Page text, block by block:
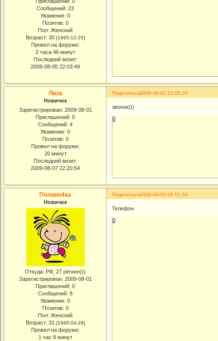
Сообщений: 23
Уважение: 0
Позитив: 0
Пол: Женский
Возраст: 30 [1995-12-25]
Провел на форуме:
2 часа 46 минут
Последний визит:
2009-08-05 22:03:49
Поделиться2009-08-02 22:05:35
Лиза
Новичок
Зарегистрирован: 2009-08-01
Приглашений: 0
Сообщений: 4
Уважение: 0
Позитив: 0
Провел на форуме:
20 минут
Последний визит:
2009-08-07 22:20:54
звонок)))
0
Поделиться2009-08-03 06:51:36
Полино4ка
Новичок
Откуда: РФ, 27 регион)))
Зарегистрирован: 2009-08-01
Приглашений: 0
Сообщений: 8
Уважение: 0
Позитив: 0
Пол: Женский
Возраст: 31 [1995-04-28]
Провел на форуме:
1 час 8 минут
Телефон
0